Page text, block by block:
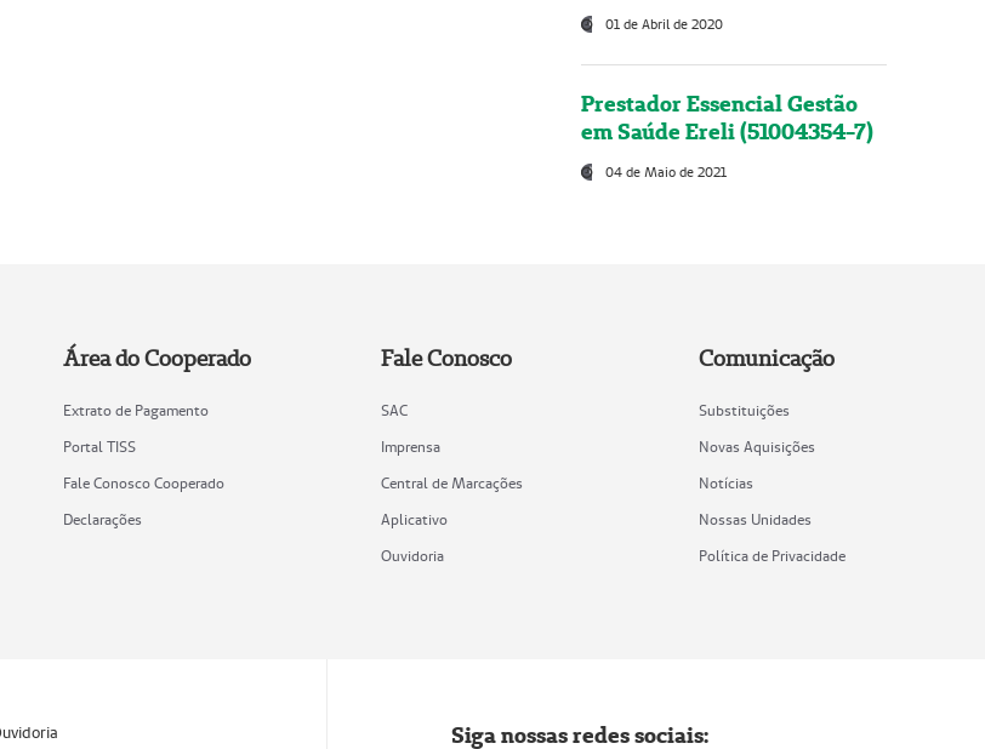
01 de Abril de 2020
Prestador Essencial Gestão
em Saúde Ereli (51004354-7)
04 de Maio de 2021
Área do Cooperado
Extrato de Pagamento
Portal TISS
Fale Conosco Cooperado
Declarações
Fale Conosco
SAC
Imprensa
Central de Marcações
Aplicativo
Ouvidoria
Comunicação
Substituições
Novas Aquisições
Notícias
Nossas Unidades
Política de Privacidade
Siga nossas redes sociais: